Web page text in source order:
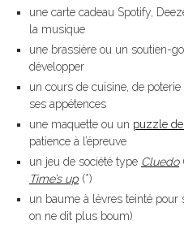
une carte cadeau Spotify,
la musique
une brassière ou un soutien-
développer
un cours de cuisine, de
ses appétences
une maquette ou un puzzle
patience à l’épreuve
un jeu de société type Cluedo
Time’s up (*)
un baume à lèvres teinté pour
on ne dit plus boum)